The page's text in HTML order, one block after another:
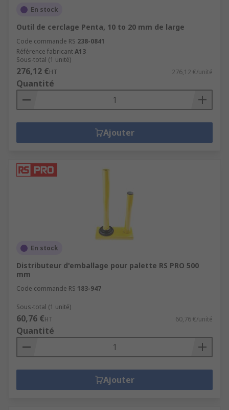
En stock
Outil de cerclage Penta, 10 to 20 mm de large
Code commande RS 238-0841
Référence fabricantA13
Sous-total (1 unité)
276,12 €HT 276,12 €/unité
Quantité
Ajouter
En stock
Distributeur d'emballage pour palette RS PRO 500
mm
Code commande RS 183-947
Sous-total (1 unité)
60,76 €HT 60,76 €/unité
Quantité
Ajouter